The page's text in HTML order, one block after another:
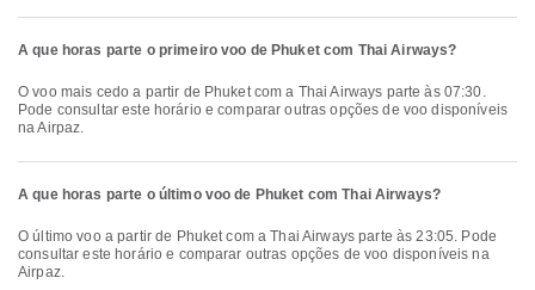
A que horas parte o primeiro voo de Phuket com Thai Airways?
O voo mais cedo a partir de Phuket com a Thai Airways parte às 07:30.
Pode consultar este horário e comparar outras opções de voo disponíveis
na Airpaz.
A que horas parte o último voo de Phuket com Thai Airways?
O último voo a partir de Phuket com a Thai Airways parte às 23:05. Pode
consultar este horário e comparar outras opções de voo disponíveis na
Airpaz.